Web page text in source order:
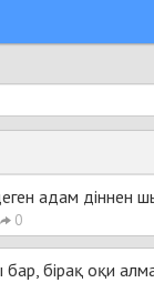
адам діннен
0
бар, бірақ оқи